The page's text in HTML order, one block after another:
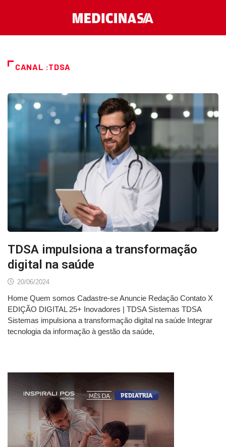
CANAL :TDSA
TDSA impulsiona a transformação
digital na saúde
20/06/2024
Home Quem somos Cadastre-se Anuncie Redação Contato X
EDIÇÃO DIGITAL 25+ Inovadores | TDSA Sistemas TDSA
Sistemas impulsiona a transformação digital na saúde Integrar
tecnologia da informação à gestão da saúde,